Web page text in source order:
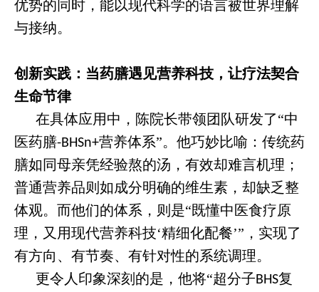
优势的同时，能以现代科学的语言被世界理解
与接纳。
创新实践：当药膳遇见营养科技，让疗法契合
生命节律
在具体应用中，陈院长带领团队研发了“中
医药膳-BHSn+营养体系”。他巧妙比喻：传统药
膳如同母亲凭经验熬的汤，有效却难言机理；
普通营养品则如成分明确的维生素，却缺乏整
体观。而他们的体系，则是“既懂中医食疗原
理，又用现代营养科技‘精细化配餐’”，实现了
有方向、有节奏、有针对性的系统调理。
更令人印象深刻的是，他将“超分子 BHS复